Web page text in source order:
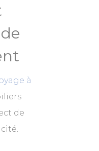
à
de